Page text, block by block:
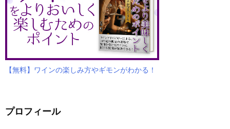
【無料】ワインの楽しみ方やギモンがわかる！
プロフィール